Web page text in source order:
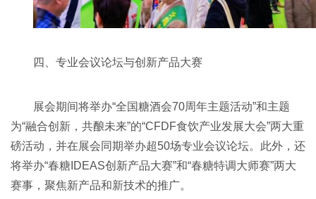
四、专业会议论坛与创新产品大赛
展会期间将举办“全国糖酒会70周年主题活动”和主题
为“融合创新，共酿未来”的“CFDF食饮产业发展大会”两大重
磅活动，并在展会同期举办超50场专业会议论坛。此外，还
将举办“春糖IDEAS创新产品大赛”和“春糖特调大师赛”两大
赛事，聚焦新产品和新技术的推广。